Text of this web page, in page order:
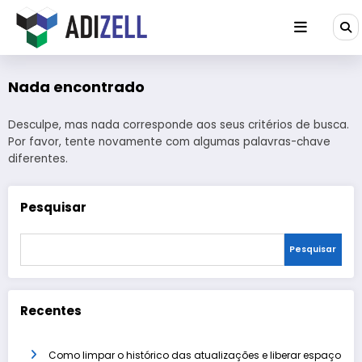
para
conteúdo
Nada encontrado
Desculpe, mas nada corresponde aos seus critérios de busca.
Por favor, tente novamente com algumas palavras-chave
diferentes.
Pesquisar
Pesquisar
Recentes
Como limpar o histórico das atualizações e liberar espaço